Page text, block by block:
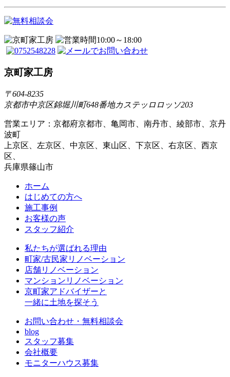
京町家工房
〒604-8235
京都市中京区錦堀川町648番地カステッロロッソ203
営業エリア：京都府京都市、亀岡市、南丹市、綾部市、京丹
波町
上京区、左京区、中京区、東山区、下京区、右京区、西京
区、
兵庫県篠山市
ホーム
はじめての方へ
施工事例
お客様の声
スタッフ紹介
私たちが選ばれる理由
町家/古民家リノベーション
店舗リノベーション
マンションリノベーション
京町家アドバイザーと
一緒に土地を探そう
お問い合わせ・無料相談会
blog
スタッフ募集
会社概要
モニターハウス募集